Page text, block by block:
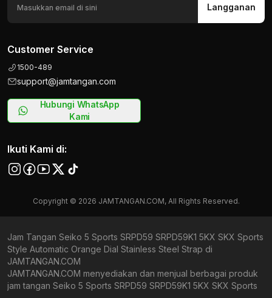
Langganan
Customer Service
1500-489
support@jamtangan.com
Hubungi WhatsApp
Kami
Ikuti Kami di:
Copyright © 2026 JAMTANGAN.COM, All Rights Reserved.
Jam Tangan Seiko 5 Sports SRPD59 SRPD59K1 5KX SKX Sports
Style Automatic Orange Dial Stainless Steel Strap di
JAMTANGAN.COM
JAMTANGAN.COM menyediakan dan menjual berbagai produk
jam tangan Seiko 5 Sports SRPD59 SRPD59K1 5KX SKX Sports